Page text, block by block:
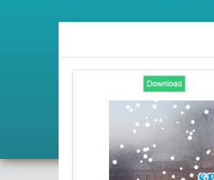
S › ›